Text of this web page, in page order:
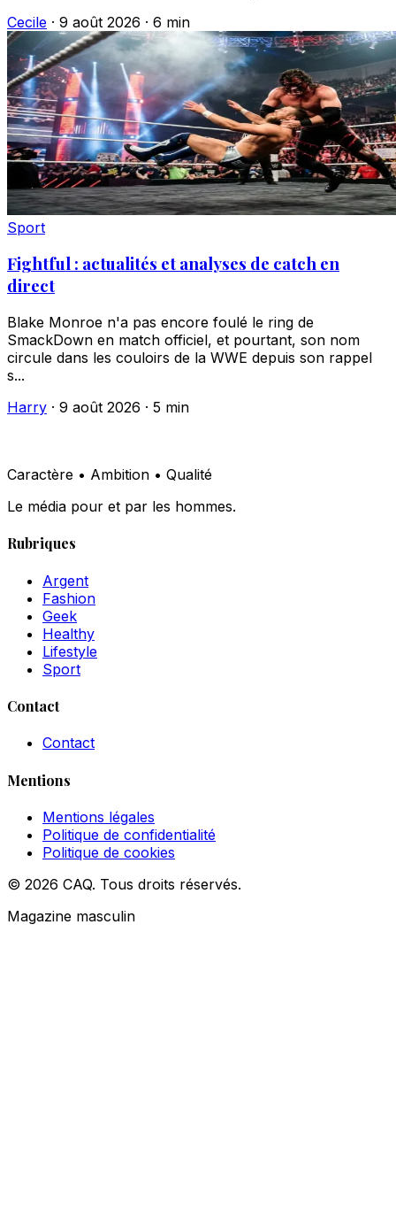
Cecile · 9 août 2026 · 6 min
Sport
Fightful : actualités et analyses de catch en
direct
Blake Monroe n'a pas encore foulé le ring de
SmackDown en match officiel, et pourtant, son nom
circule dans les couloirs de la WWE depuis son rappel
s...
Harry · 9 août 2026 · 5 min
Caractère • Ambition • Qualité
Le média pour et par les hommes.
Rubriques
Argent
Fashion
Geek
Healthy
Lifestyle
Sport
Contact
Contact
Mentions
Mentions légales
Politique de confidentialité
Politique de cookies
© 2026 CAQ. Tous droits réservés.
Magazine masculin